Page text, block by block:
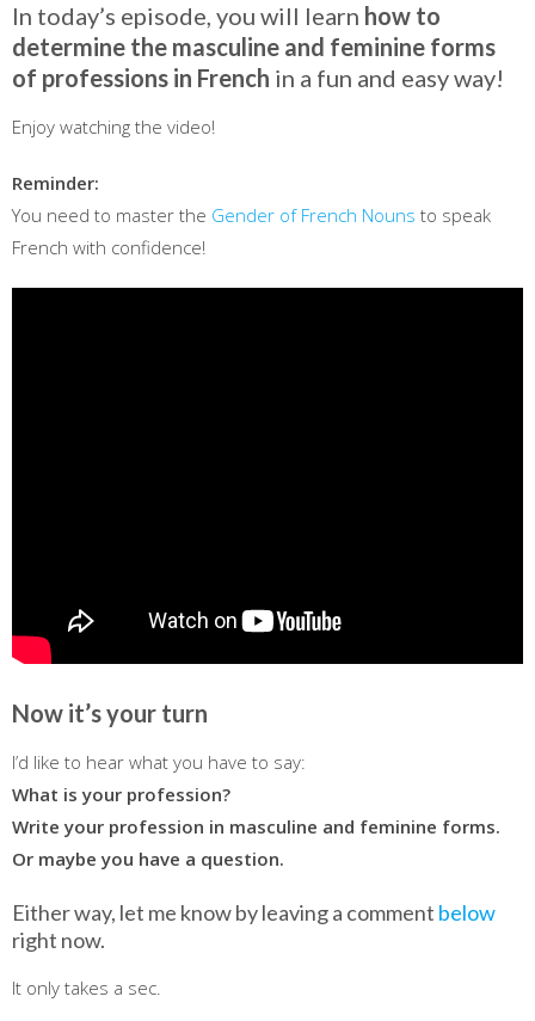
In today’s episode, you will learn how to
determine the masculine and feminine forms
of professions in French in a fun and easy way!
Enjoy watching the video!
Reminder:
You need to master the Gender of French Nouns to speak
French with confidence!
Now it’s your turn
I’d like to hear what you have to say:
What is your profession?
Write your profession in masculine and feminine forms.
Or maybe you have a question.
Either way, let me know by leaving a comment below
right now.
It only takes a sec.